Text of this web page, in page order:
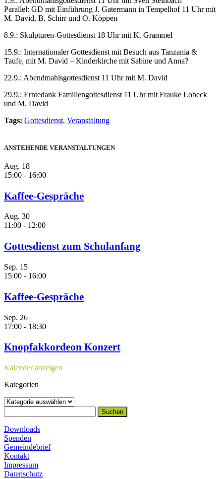
Parallel: GD mit Einführung J. Gatermann in Tempelhof 11 Uhr mit
M. David, B. Schirr und O. Köppen
8.9.: Skulpturen-Gottesdienst 18 Uhr mit K. Grammel
15.9.: Internationaler Gottesdienst mit Besuch aus Tanzania &
Taufe, mit M. David – Kinderkirche mit Sabine und Anna?
22.9.: Abendmahlsgottesdienst 11 Uhr mit M. David
29.9.: Erntedank Familiengottesdienst 11 Uhr mit Frauke Lobeck
und M. David
Tags: Gottesdienst, Veranstaltung
ANSTEHENDE VERANSTALTUNGEN
Aug. 18
15:00 - 16:00
Kaffee-Gespräche
Aug. 30
11:00 - 12:00
Gottesdienst zum Schulanfang
Sep. 15
15:00 - 16:00
Kaffee-Gespräche
Sep. 26
17:00 - 18:30
Knopfakkordeon Konzert
Kalender anzeigen
Kategorien
Kategorien
nach:
Downloads
Spenden
Gemeindebrief
Kontakt
Impressum
Datenschutz